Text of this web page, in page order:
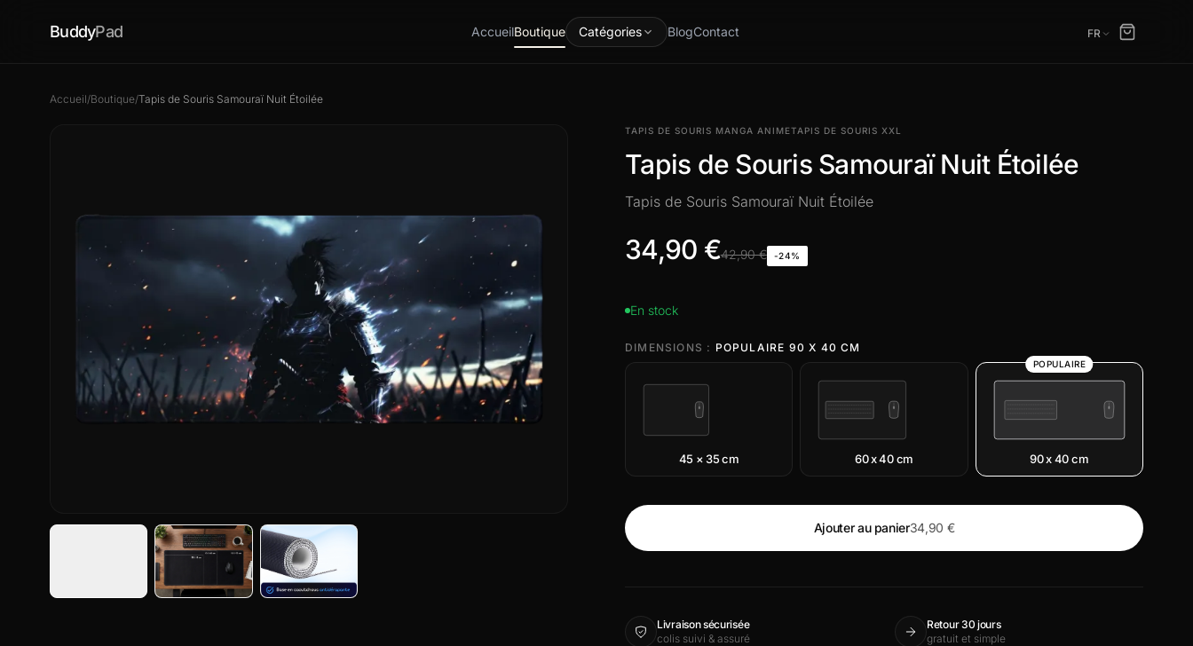
BuddyPad AccueilBoutique Catégories BlogContact FR
Accueil/Boutique/Tapis de Souris Samouraï Nuit Étoilée
TAPIS DE SOURIS MANGA ANIMETAPIS DE SOURIS XXL
Tapis de Souris Samouraï Nuit Étoilée
Tapis de Souris Samouraï Nuit Étoilée
34,90 €42,90 € -24%
En stock
DIMENSIONS : POPULAIRE 90 X 40 CM
45 × 35 cm 60 x 40 cm
POPULAIRE
90 x 40 cm
Ajouter au panier34,90 €
Livraison sécurisée
colis suivi & assuré
Retour 30 jours
gratuit et simple